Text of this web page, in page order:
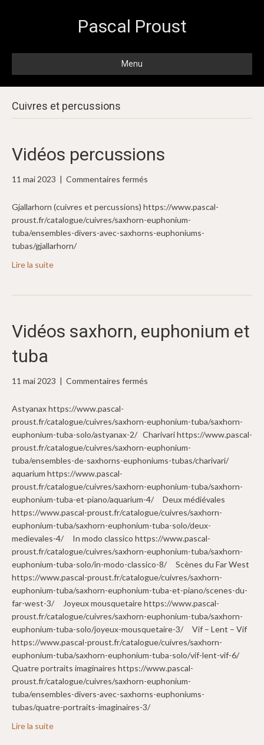
Pascal Proust
Menu
Cuivres et percussions
Vidéos percussions
11 mai 2023 | Commentaires fermés
percussions
Gjallarhorn (cuivres et percussions) https://www.pascal-
proust.fr/catalogue/cuivres/saxhorn-euphonium-
tuba/ensembles-divers-avec-saxhorns-euphoniums-
tubas/gjallarhorn/
Lire la suite
Vidéos saxhorn, euphonium et
tuba
11 mai 2023 | Commentaires fermés
euphonium
et
tuba
Astyanax https://www.pascal-
proust.fr/catalogue/cuivres/saxhorn-euphonium-tuba/saxhorn-
euphonium-tuba-solo/astyanax-2/ Charivari https://www.pascal-
proust.fr/catalogue/cuivres/saxhorn-euphonium-
tuba/ensembles-de-saxhorns-euphoniums-tubas/charivari/
aquarium https://www.pascal-
proust.fr/catalogue/cuivres/saxhorn-euphonium-tuba/saxhorn-
euphonium-tuba-et-piano/aquarium-4/ Deux médiévales
https://www.pascal-proust.fr/catalogue/cuivres/saxhorn-
euphonium-tuba/saxhorn-euphonium-tuba-solo/deux-
medievales-4/ In modo classico https://www.pascal-
proust.fr/catalogue/cuivres/saxhorn-euphonium-tuba/saxhorn-
euphonium-tuba-solo/in-modo-classico-8/ Scènes du Far West
https://www.pascal-proust.fr/catalogue/cuivres/saxhorn-
euphonium-tuba/saxhorn-euphonium-tuba-et-piano/scenes-du-
far-west-3/ Joyeux mousquetaire https://www.pascal-
proust.fr/catalogue/cuivres/saxhorn-euphonium-tuba/saxhorn-
euphonium-tuba-solo/joyeux-mousquetaire-3/ Vif – Lent – Vif
https://www.pascal-proust.fr/catalogue/cuivres/saxhorn-
euphonium-tuba/saxhorn-euphonium-tuba-solo/vif-lent-vif-6/
Quatre portraits imaginaires https://www.pascal-
proust.fr/catalogue/cuivres/saxhorn-euphonium-
tuba/ensembles-divers-avec-saxhorns-euphoniums-
tubas/quatre-portraits-imaginaires-3/
Lire la suite